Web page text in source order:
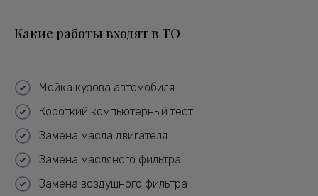
Какие работы входят в ТО
Мойка кузова автомобиля
Короткий компьютерный тест
Замена масла двигателя
Замена масляного фильтра
Замена воздушного фильтра